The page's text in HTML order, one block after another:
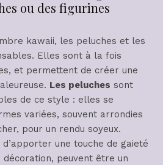
ou des figurines
kawaii, les peluches et les
Elles sont à la fois
et permettent de créer une
Les peluches sont
de ce style : elles se
variées, souvent arrondies
pour un rendu soyeux.
d’apporter une touche de gaieté
décoration, peuvent être un